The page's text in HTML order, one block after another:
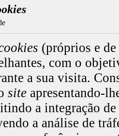
(próprios e
com o
a sua visita.
site apresentando-
a integração
a análise de